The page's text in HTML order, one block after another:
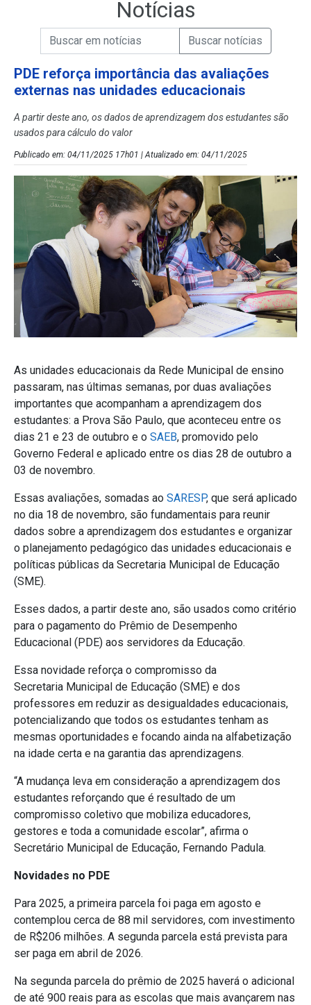
Notícias
Campo de Busca de Notícias
Campo de Busca de informaçõesEnviar a Busca de Notícias
PDE reforça importância das avaliações
externas nas unidades educacionais
A partir deste ano, os dados de aprendizagem dos estudantes são
usados para cálculo do valor
Publicado em: 04/11/2025 17h01 | Atualizado em: 04/11/2025
As unidades educacionais da Rede Municipal de ensino
passaram, nas últimas semanas, por duas avaliações
importantes que acompanham a aprendizagem dos
estudantes: a Prova São Paulo, que aconteceu entre os
dias 21 e 23 de outubro e o SAEB, promovido pelo
Governo Federal e aplicado entre os dias 28 de outubro a
03 de novembro.
Essas avaliações, somadas ao SARESP, que será aplicado
no dia 18 de novembro, são fundamentais para reunir
dados sobre a aprendizagem dos estudantes e organizar
o planejamento pedagógico das unidades educacionais e
políticas públicas da Secretaria Municipal de Educação
(SME).
Esses dados, a partir deste ano, são usados como critério
para o pagamento do Prêmio de Desempenho
Educacional (PDE) aos servidores da Educação.
Essa novidade reforça o compromisso da
Secretaria Municipal de Educação (SME) e dos
professores em reduzir as desigualdades educacionais,
potencializando que todos os estudantes tenham as
mesmas oportunidades e focando ainda na alfabetização
na idade certa e na garantia das aprendizagens.
“A mudança leva em consideração a aprendizagem dos
estudantes reforçando que é resultado de um
compromisso coletivo que mobiliza educadores,
gestores e toda a comunidade escolar”, afirma o
Secretário Municipal de Educação, Fernando Padula.
Novidades no PDE
Para 2025, a primeira parcela foi paga em agosto e
contemplou cerca de 88 mil servidores, com investimento
de R$206 milhões. A segunda parcela está prevista para
ser paga em abril de 2026.
Na segunda parcela do prêmio de 2025 haverá o adicional
de até 900 reais para as escolas que mais avançarem nas